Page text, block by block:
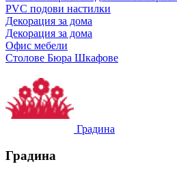
PVC подови настилки
Декорация за дома
Декорация за дома
Офис мебели
Столове Бюра Шкафове
Градина
Градина